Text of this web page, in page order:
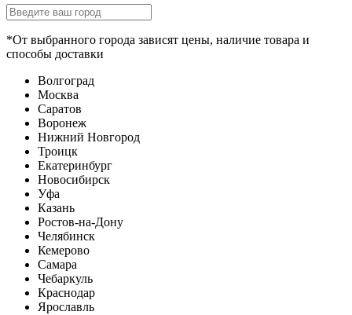
*От выбранного города зависят цены, наличие товара и
способы доставки
Волгоград
Москва
Саратов
Воронеж
Нижний Новгород
Троицк
Екатеринбург
Новосибирск
Уфа
Казань
Ростов-на-Дону
Челябинск
Кемерово
Самара
Чебаркуль
Краснодар
Ярославль